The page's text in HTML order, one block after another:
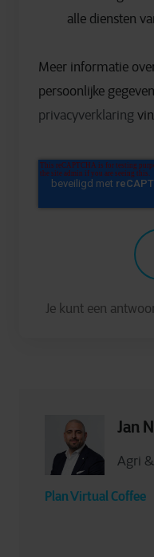
alle diensten
Meer informatie
persoonlijke
privacyverklaring
Jan
Agri
Plan Virtual Coffee